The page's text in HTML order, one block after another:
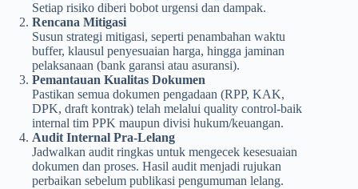
Setiap risiko diberi bobot urgensi dan dampak.
Rencana Mitigasi
Susun strategi mitigasi, seperti penambahan waktu
buffer, klausul penyesuaian harga, hingga jaminan
pelaksanaan (bank garansi atau asuransi).
Pemantauan Kualitas Dokumen
Pastikan semua dokumen pengadaan (RPP, KAK,
DPK, draft kontrak) telah melalui quality control-baik
internal tim PPK maupun divisi hukum/keuangan.
Audit Internal Pra-Lelang
Jadwalkan audit ringkas untuk mengecek kesesuaian
dokumen dan proses. Hasil audit menjadi rujukan
perbaikan sebelum publikasi pengumuman lelang.